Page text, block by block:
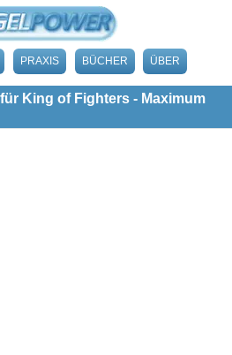
PRAXIS BÜCHER ÜBER
King of Fighters - Maximum